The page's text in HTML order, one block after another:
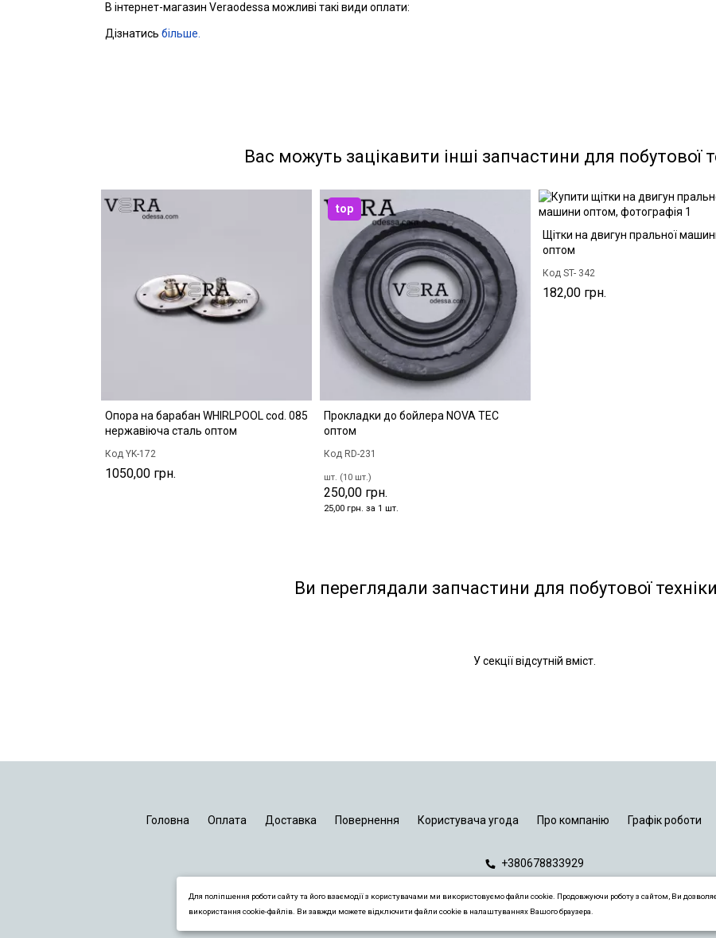
В інтернет-магазин Veraodessa можливі такі види оплати:
Дізнатись більше.
Вас можуть зацікавити інші запчастини для побутової
Опора на барабан WHIRLPOOL cod. 085
нержавіюча сталь оптом
Код YK-172
1050,00 грн.
Прокладки до бойлера NOVA TEC
оптом
Код RD-231
шт. (10 шт.)
250,00 грн.
25,00 грн. за 1 шт.
top
Щітки на двигун пральної
оптом
Код ST- 342
182,00 грн.
Ви переглядали запчастини для побутової
У секції відсутній вміст.
Головна Оплата Доставка Повернення Користувача угода Про компанію Графік роботи
+380678833929
Для поліпшення роботи сайту та його взаємодії з користувачами ми використовуємо файли cookie. Продовжуючи роботу з сайтом, Ви
використання cookie-файлів. Ви завжди можете відключити файли cookie в налаштуваннях Вашого браузера.